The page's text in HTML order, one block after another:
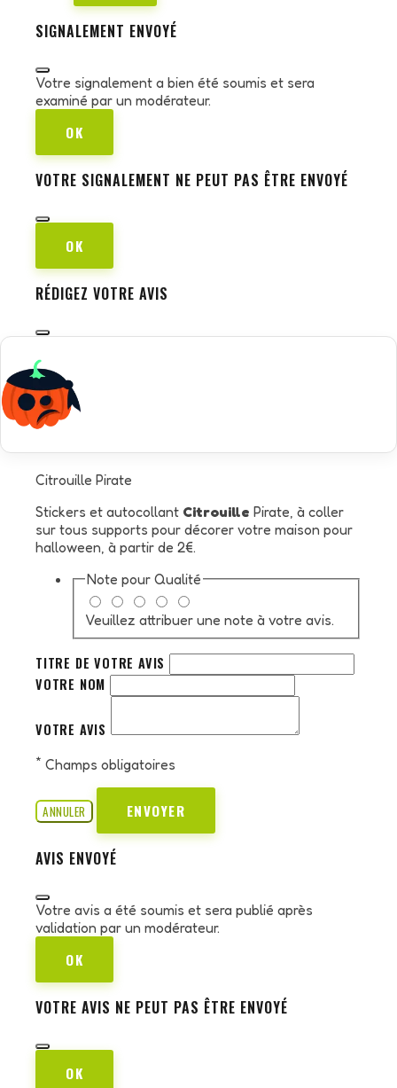
SIGNALEMENT ENVOYÉ
Votre signalement a bien été soumis et sera
examiné par un modérateur.
OK
VOTRE SIGNALEMENT NE PEUT PAS ÊTRE ENVOYÉ
OK
RÉDIGEZ VOTRE AVIS
Citrouille Pirate
Stickers et autocollant Citrouille Pirate, à coller
sur tous supports pour décorer votre maison pour
halloween, à partir de 2€.
Note pour Qualité
Veuillez attribuer une note à votre avis.
TITRE DE VOTRE AVIS
VOTRE NOM
VOTRE AVIS
* Champs obligatoires
ANNULER ENVOYER
AVIS ENVOYÉ
Votre avis a été soumis et sera publié après
validation par un modérateur.
OK
VOTRE AVIS NE PEUT PAS ÊTRE ENVOYÉ
OK